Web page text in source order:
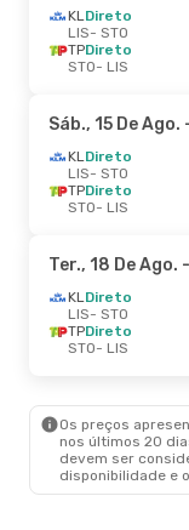
KLDireto
LIS- STO
TPDireto
STO- LIS
Sáb., 15 De Ago.
KLDireto
LIS- STO
TPDireto
STO- LIS
Ter., 18 De Ago.
KLDireto
LIS- STO
TPDireto
STO- LIS
Os preços
nos últimos 20
devem ser
disponibilidade e